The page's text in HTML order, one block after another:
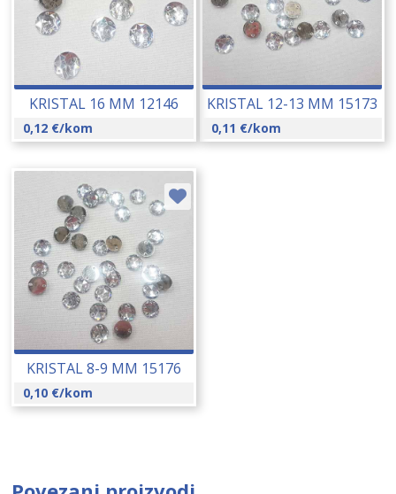
KRISTAL 16 MM 12146
0,12 €/kom
KRISTAL 12-13 MM 15173
0,11 €/kom
KRISTAL 8-9 MM 15176
0,10 €/kom